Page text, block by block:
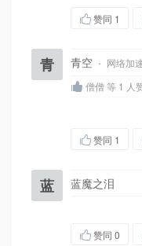
赞同 1
青 青空 · 网络加
僧僧 等 1 人
赞同 1
蓝 蓝魔之泪
赞同 0